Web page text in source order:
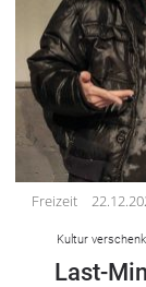
Freizeit
Kultur
Last-